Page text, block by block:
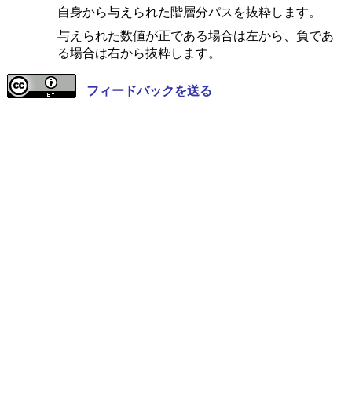
自身から与えられた階層分パスを抜粋します。
与えられた数値が正である場合は左から、負であ
る場合は右から抜粋します。
フィードバックを送る